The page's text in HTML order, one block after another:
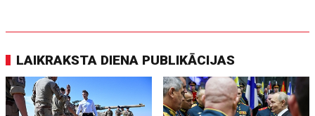
LAIKRAKSTA DIENA PUBLIKĀCIJAS